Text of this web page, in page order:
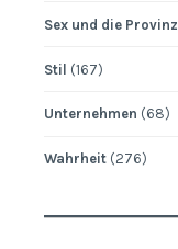
Sex und die Provinz
Stil (167)
Unternehmen (68)
Wahrheit(276)